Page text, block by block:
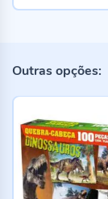
Outras opções: